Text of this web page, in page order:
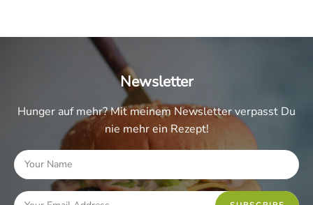
Newsletter
Hunger auf mehr? Mit meinem Newsletter verpasst Du
nie mehr ein Rezept!